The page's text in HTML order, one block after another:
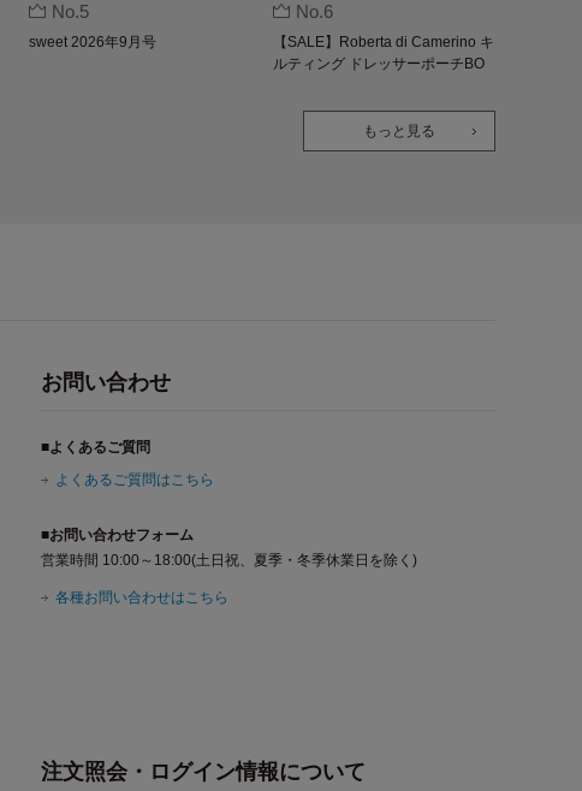
No.5
sweet 2026年9月号
No.6
【SALE】Roberta di Camerino キ
ルティング ドレッサーポーチBO
もっと見る
お問い合わせ
■よくあるご質問
よくあるご質問はこちら
■お問い合わせフォーム
営業時間 10:00～18:00(土日祝、夏季・冬季休業日を除く)
各種お問い合わせはこちら
注文照会・ログイン情報について